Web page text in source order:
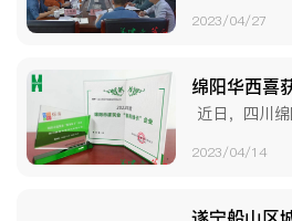
2023/04/27
2023/04/14